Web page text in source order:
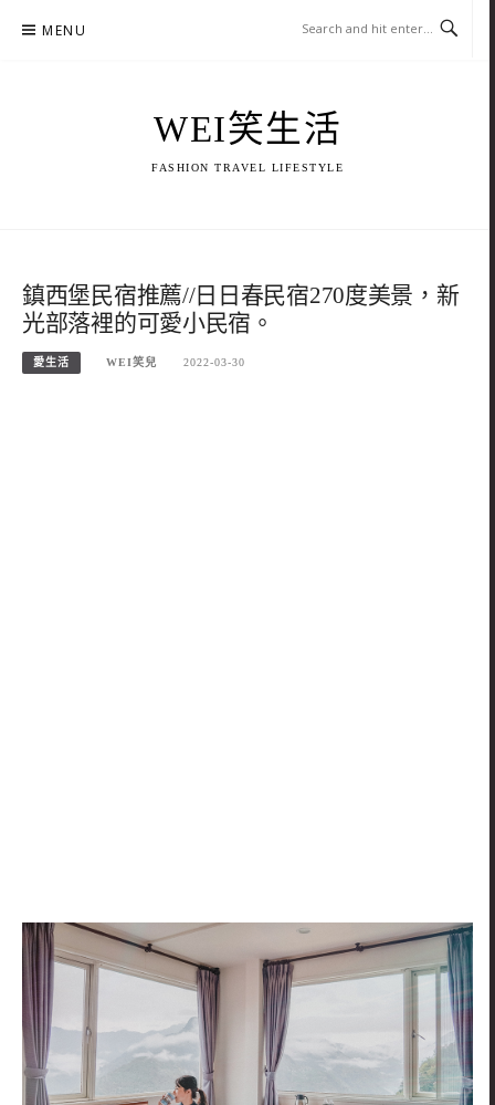
MENU
WEI笑生活
FASHION TRAVEL LIFESTYLE
鎮西堡民宿推薦//日日春民宿270度美景，新
光部落裡的可愛小民宿。
愛生活 WEI笑兒 2022-03-30